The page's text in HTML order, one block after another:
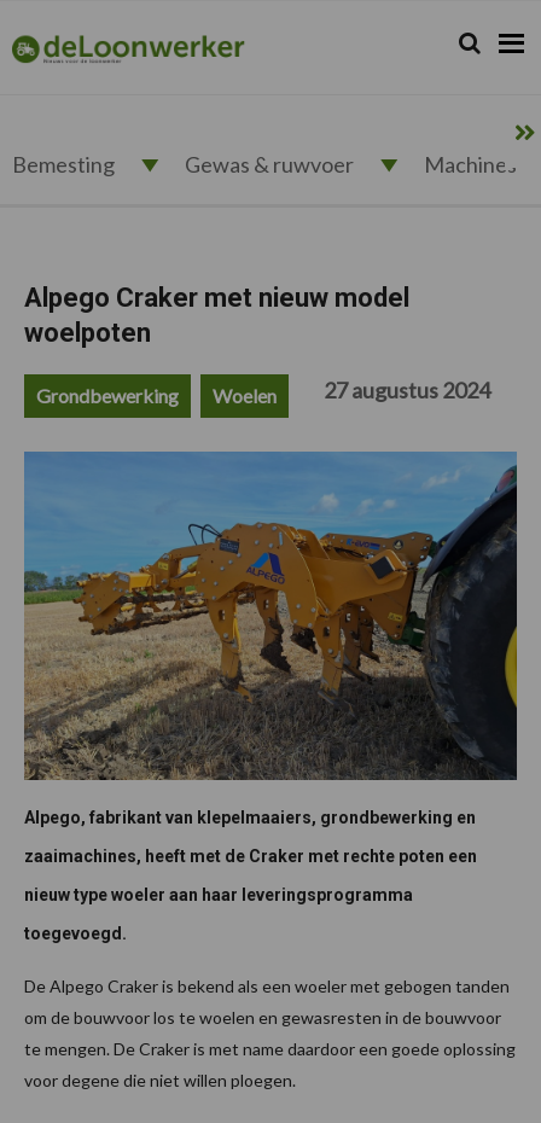
de
hoofdnavigatie
de
hoofd
de
eerste
de
voettekst
deloonwerker.nl Zoeken...
Zoek
Bemesting Gewas & ruwvoer Machines
Alpego Craker met nieuw model
woelpoten
Grondbewerking Woelen 27 augustus 2024
Alpego, fabrikant van klepelmaaiers, grondbewerking en
zaaimachines, heeft met de Craker met rechte poten een
nieuw type woeler aan haar leveringsprogramma
toegevoegd.
De Alpego Craker is bekend als een woeler met gebogen tanden
om de bouwvoor los te woelen en gewasresten in de bouwvoor
te mengen. De Craker is met name daardoor een goede oplossing
voor degene die niet willen ploegen.